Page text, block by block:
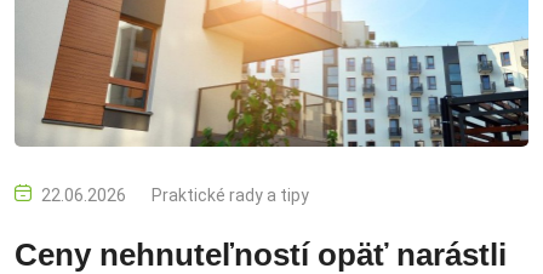
22.06.2026 Praktické rady a tipy
Ceny nehnuteľností opäť narástli